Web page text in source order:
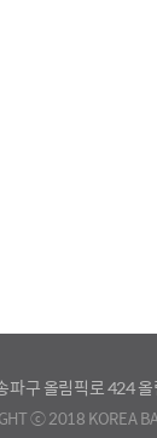
파구 올림픽로 424
ⓒ 2018 KOREA